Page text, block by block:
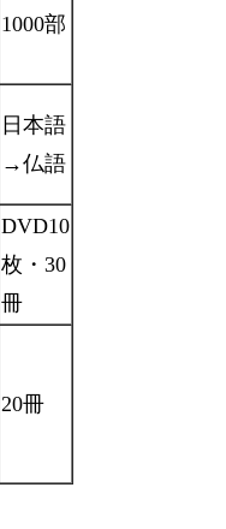
1000部
日本語
→仏語
DVD10
枚・30
冊
20冊